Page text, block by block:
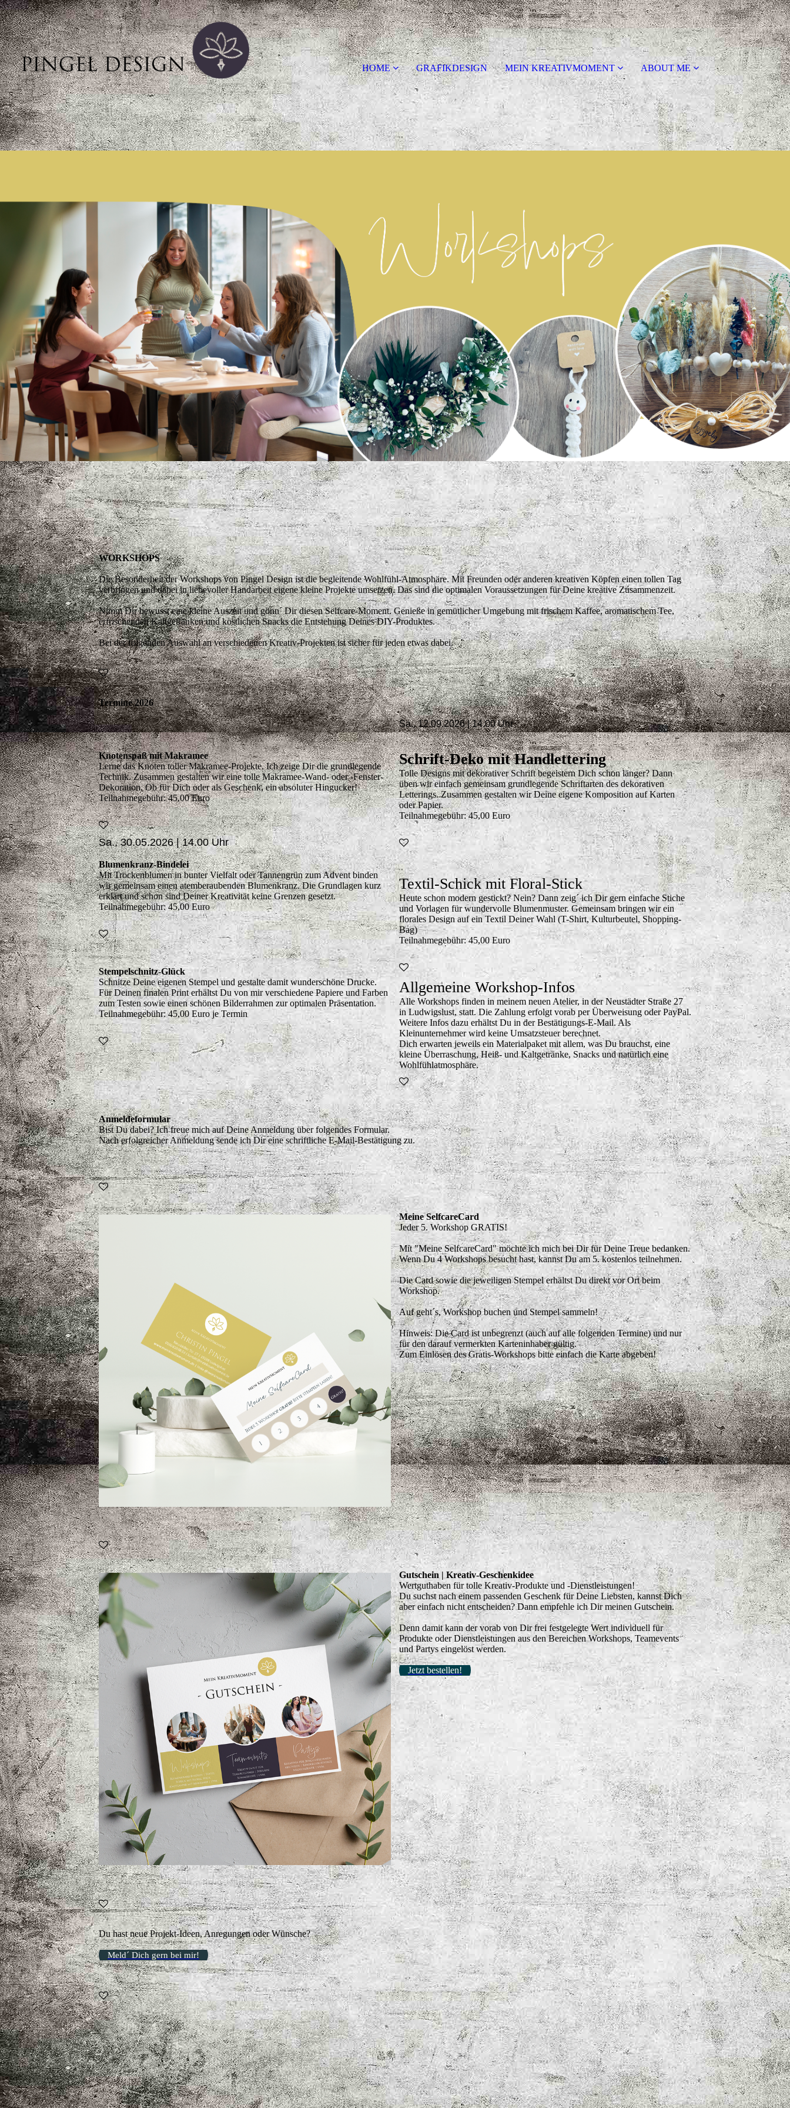
HOME GRAFIKDESIGN MEIN KREATIVMOMENT ABOUT ME
WORKSHOPS
Die Besonderheit der Workshops von Pingel Design ist die begleitende Wohlfühl-Atmosphäre. Mit Freunden oder anderen kreativen Köpfen einen tollen Tag
verbringen und dabei in liebevoller Handarbeit eigene kleine Projekte umsetzen. Das sind die optimalen Voraussetzungen für Deine kreative Zusammenzeit.
Nimm Dir bewusst eine kleine Auszeit und gönn´ Dir diesen Selfcare-Moment. Genieße in gemütlicher Umgebung mit frischem Kaffee, aromatischem Tee,
erfrischenden Kaltgetränken und köstlichen Snacks die Entstehung Deines DIY-Produktes.
Bei der folgenden Auswahl an verschiedenen Kreativ-Projekten ist sicher für jeden etwas dabei.
Termine 2026
Knotenspaß mit Makramee
Lerne das Knoten toller Makramee-Projekte. Ich zeige Dir die grundlegende
Technik. Zusammen gestalten wir eine tolle Makramee-Wand- oder -Fenster-
Dekoration. Ob für Dich oder als Geschenk, ein absoluter Hingucker!
Teilnahmegebühr: 45,00 Euro
Sa., 30.05.2026 | 14.00 Uhr
Blumenkranz-Bindelei
Mit Trockenblumen in bunter Vielfalt oder Tannengrün zum Advent binden
wir gemeinsam einen atemberaubenden Blumenkranz. Die Grundlagen kurz
erklärt und schon sind Deiner Kreativität keine Grenzen gesetzt.
Teilnahmegebühr: 45,00 Euro
Stempelschnitz-Glück
Schnitze Deine eigenen Stempel und gestalte damit wunderschöne Drucke.
Für Deinen finalen Print erhältst Du von mir verschiedene Papiere und Farben
zum Testen sowie einen schönen Bilderrahmen zur optimalen Präsentation.
Teilnahmegebühr: 45,00 Euro je Termin
Sa., 12.09.2026 | 14.00 Uhr
Schrift-Deko mit Handlettering
Tolle Designs mit dekorativer Schrift begeistern Dich schon länger? Dann
üben wir einfach gemeinsam grundlegende Schriftarten des dekorativen
Letterings. Zusammen gestalten wir Deine eigene Komposition auf Karten
oder Papier.
Teilnahmegebühr: 45,00 Euro
Textil-Schick mit Floral-Stick
Heute schon modern gestickt? Nein? Dann zeig´ ich Dir gern einfache Stiche
und Vorlagen für wundervolle Blumenmuster. Gemeinsam bringen wir ein
florales Design auf ein Textil Deiner Wahl (T-Shirt, Kulturbeutel, Shopping-
Bag)
Teilnahmegebühr: 45,00 Euro
Allgemeine Workshop-Infos
Alle Workshops finden in meinem neuen Atelier, in der Neustädter Straße 27
in Ludwigslust, statt. Die Zahlung erfolgt vorab per Überweisung oder PayPal.
Weitere Infos dazu erhältst Du in der Bestätigungs-E-Mail. Als
Kleinunternehmer wird keine Umsatzsteuer berechnet.
Dich erwarten jeweils ein Materialpaket mit allem, was Du brauchst, eine
kleine Überraschung, Heiß- und Kaltgetränke, Snacks und natürlich eine
Wohlfühlatmosphäre.
Anmeldeformular
Bist Du dabei? Ich freue mich auf Deine Anmeldung über folgendes Formular.
Nach erfolgreicher Anmeldung sende ich Dir eine schriftliche E-Mail-Bestätigung zu.
Meine SelfcareCard
Jeder 5. Workshop GRATIS!
Mit "Meine SelfcareCard" möchte ich mich bei Dir für Deine Treue bedanken.
Wenn Du 4 Workshops besucht hast, kannst Du am 5. kostenlos teilnehmen.
Die Card sowie die jeweiligen Stempel erhältst Du direkt vor Ort beim
Workshop.
Auf geht´s, Workshop buchen und Stempel sammeln!
Hinweis: Die Card ist unbegrenzt (auch auf alle folgenden Termine) und nur
für den darauf vermerkten Karteninhaber gültig.
Zum Einlösen des Gratis-Workshops bitte einfach die Karte abgeben!
Gutschein | Kreativ-Geschenkidee
Wertguthaben für tolle Kreativ-Produkte und -Dienstleistungen!
Du suchst nach einem passenden Geschenk für Deine Liebsten, kannst Dich
aber einfach nicht entscheiden? Dann empfehle ich Dir meinen Gutschein.
Denn damit kann der vorab von Dir frei festgelegte Wert individuell für
Produkte oder Dienstleistungen aus den Bereichen Workshops, Teamevents
und Partys eingelöst werden.
Jetzt bestellen!
Du hast neue Projekt-Ideen, Anregungen oder Wünsche?
Meld´ Dich gern bei mir!